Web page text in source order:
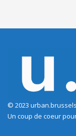
© 2023
Un coup de coeur